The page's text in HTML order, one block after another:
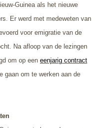
Guinea als het nieuwe
Er werd met medeweten van
voor emigratie van de
Na afloop van de lezingen
om op een eenjarig contract
gaan om te werken aan de